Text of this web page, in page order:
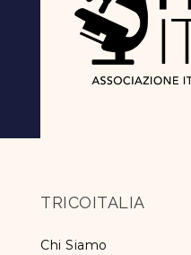
TRICOITALIA
Chi Siamo